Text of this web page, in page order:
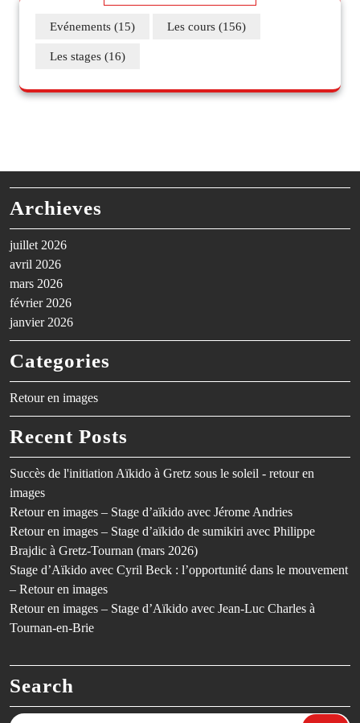
Evénements (15) Les cours (156)
Les stages (16)
Archieves
juillet 2026
avril 2026
mars 2026
février 2026
janvier 2026
Categories
Retour en images
Recent Posts
Succès de l'initiation Aïkido à Gretz sous le soleil - retour en
images
Retour en images – Stage d’aïkido avec Jérome Andries
Retour en images – Stage d’aïkido de sumikiri avec Philippe
Brajdic à Gretz-Tournan (mars 2026)
Stage d’Aïkido avec Cyril Beck : l’opportunité dans le mouvement
– Retour en images
Retour en images – Stage d’Aïkido avec Jean-Luc Charles à
Tournan-en-Brie
Search